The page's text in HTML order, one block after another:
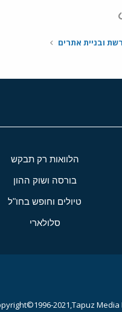
אלקטרוני
ובניית אתרים
הלוואות רק תבקש
בורסה ושוק ההון
טיולים וחופש בחו"ל
סלולארי
2021,Tapuz Media